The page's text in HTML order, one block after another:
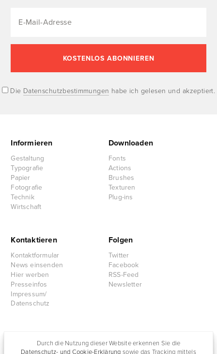
Durch die Nutzung dieser Website erkennen Sie die
Datenschutz- und Cookie-Erklärung sowie das Tracking mittels
Die Datenschutzbestimmungen habe ich gelesen und akzeptiert.
Informieren
Gestaltung
Typografie
Papier
Fotografie
Technik
Wirtschaft
Downloaden
Fonts
Actions
Brushes
Texturen
Plug-ins
Kontaktieren
Kontaktformular
News einsenden
Hier werben
Presseinfos
Impressum/
Datenschutz
Folgen
Twitter
Facebook
RSS-Feed
Newsletter